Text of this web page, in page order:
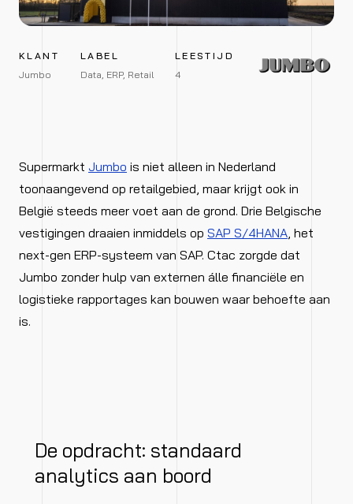
KLANT
Jumbo
LABEL
Data, ERP, Retail
LEESTIJD
4
Supermarkt Jumbo is niet alleen in Nederland
toonaangevend op retailgebied, maar krijgt ook in
België steeds meer voet aan de grond. Drie Belgische
vestigingen draaien inmiddels op SAP S/4HANA, het
next-gen ERP-systeem van SAP. Ctac zorgde dat
Jumbo zonder hulp van externen álle financiële en
logistieke rapportages kan bouwen waar behoefte aan
is.
De opdracht: standaard
analytics aan boord